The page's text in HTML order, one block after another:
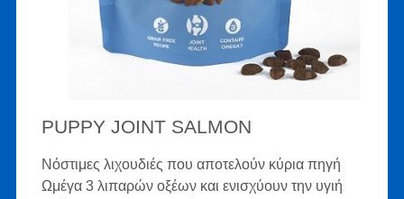
PUPPY JOINT SALMON
Νόστιμες λιχουδιές που αποτελούν κύρια πηγή
Ωμέγα 3 λιπαρών οξέων και ενισχύουν την υγιή